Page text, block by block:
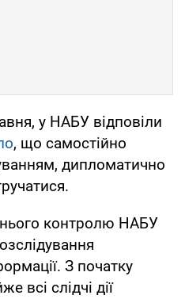
у НАБУ відповіли
, що самостійно
дипломатично
контролю НАБУ
З початку
всі слідчі дії